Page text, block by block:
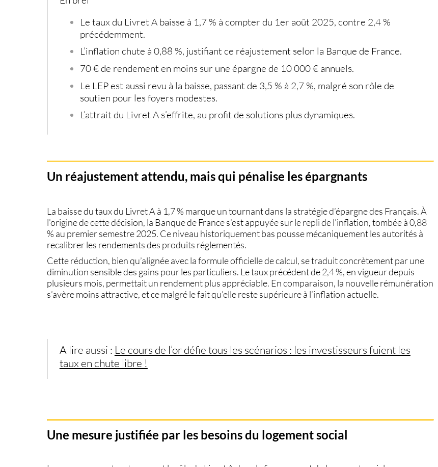
Le taux du Livret A baisse à 1,7 % à compter du 1er août 2025, contre 2,4 %
précédemment.
L’inflation chute à 0,88 %, justifiant ce réajustement selon la Banque de France.
70 € de rendement en moins sur une épargne de 10 000 € annuels.
Le LEP est aussi revu à la baisse, passant de 3,5 % à 2,7 %, malgré son rôle de
soutien pour les foyers modestes.
L’attrait du Livret A s’effrite, au profit de solutions plus dynamiques.
Un réajustement attendu, mais qui pénalise les épargnants
La baisse dutaux du Livret A à 1,7 % marque un tournant dans la stratégie d’épargne des Français. À
l’origine de cette décision, la Banque de France s’est appuyée sur le repli del’inflation, tombée à0,88
% au premier semestre 2025. Ce niveau historiquement bas pousse mécaniquement les autorités à
recalibrer les rendements des produits réglementés.
Cette réduction, bien qu’alignée avec la formule officielle de calcul, se traduit concrètement par une
diminution sensible des gains pour les particuliers. Le taux précédent de2,4 %, en vigueur depuis
plusieurs mois, permettait un rendement plus appréciable. En comparaison, la nouvelle rémunération
s’avère moins attractive, et ce malgré le fait qu’elle reste supérieure à l’inflation actuelle.
A lire aussi : Le cours de l’or défie tous les scénarios : les investisseurs fuient les
taux en chute libre !
Une mesure justifiée par les besoins du logement social